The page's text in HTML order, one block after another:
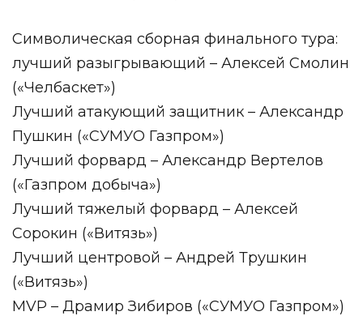
Символическая сборная финального тура:
лучший разыгрывающий – Алексей Смолин
(«Челбаскет»)
Лучший атакующий защитник – Александр
Пушкин («СУМУО Газпром»)
Лучший форвард – Александр Вертелов
(«Газпром добыча»)
Лучший тяжелый форвард – Алексей
Сорокин («Витязь»)
Лучший центровой – Андрей Трушкин
(«Витязь»)
MVP – Драмир Зибиров («СУМУО Газпром»)